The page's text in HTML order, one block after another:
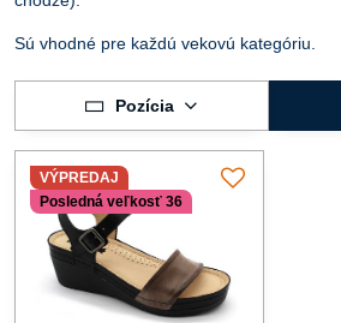
Sú vhodné pre každú vekovú kategóriu.
Pozícia
VÝPREDAJ
Posledná veľkosť 36